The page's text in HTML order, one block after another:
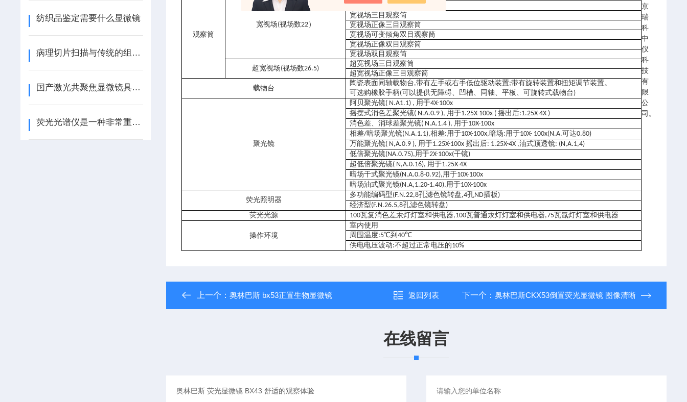
纺织品鉴定需要什么显微镜
病理切片扫描与传统的组织学检查方法相比，有什么不同？
国产激光共聚焦显微镜具有良好的发展前景
荧光光谱仪是一种非常重要的分析仪器
观察筒
宽视场(视场数22）
宽视场可变倾角三目观察茼
宽视场三目观察筒
宽视场正像三目观察筒
宽视场可变倾角双目观察筒
宽视场正像双目观察筒
宽视场双目观察筒
超宽视场(视场数26.5)
超宽视场三目观察筒
超宽视场正像三目观察筒
载物台
陶瓷表面同轴载物台,带有左手或右手低位驱动装置;带有旋转装置和扭矩调节装置。
可选购橡胶手柄(可以提供无障碍、凹槽、同轴、平板、可旋转式载物台)
聚光镜
阿贝聚光镜( N.A1.1) ,用于4X-100x
摇摆式消色差聚光镜( N.A.0.9 ),用于1.25X-100x (摇出后:1.25X-4X )
消色差、消球差聚光镜( N.A.1.4 ),用于10X-100x
相差/暗场聚光镜(N.A.1.1),相差:用于10X-100x,暗场:用于10X- 100x(N.A.可达0.80)
万能聚光镜( N,A.0.9 ),用于1.25X-100x摇出后: 1.25X-4X ,油式顶透镜: (N,A.1,4)
低倍聚光镜(NA.0.75),用于2X-100x(干镜)
超低倍聚光镜( N,A.0.16),用于1.25X-4X
暗场干式聚光镜(N.A.0.8-0.92),用于10X-100x
暗场油式聚光镜(N.A,1.20-1.40),用于10X-100x
荧光照明器
多功能编码型(F.N.22,8孔滤色镜转盘,4孔ND插板)
经济型(F.N.26.5,8孔滤色镜转盘)
荧光光源
100瓦复消色差汞灯灯室和供电器,100瓦普通汞灯灯室和供电器,75瓦氙灯灯室和供电器
操作环境
室内使用
周围温度:5℃到40℃
供电电压波动:不超过正常电压的10%
京
瑞
科
中
仪
科
技
有
限
公
司。
上一个：奥林巴斯 bx53正置生物显微镜 返回列表 下一个： 奥林巴斯CKX53倒置荧光显微镜 图像清晰
在线留言